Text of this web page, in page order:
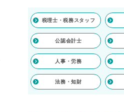
税理士・税務スタッフ
公認会計士
人事・労務
法務・知財